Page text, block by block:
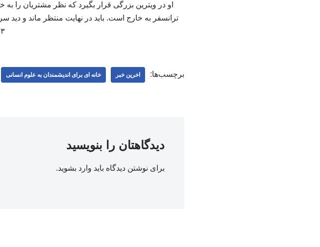
او در ویترین بزرگی قرار بگیرد که نظر مشتریان را
برچسب‌ها: اخرین خبر خانه ای برای اندیشمندان به علوم انسانی
دیدگاهتان را بنویسید
برای نوشتن دیدگاه باید وارد بشوید.